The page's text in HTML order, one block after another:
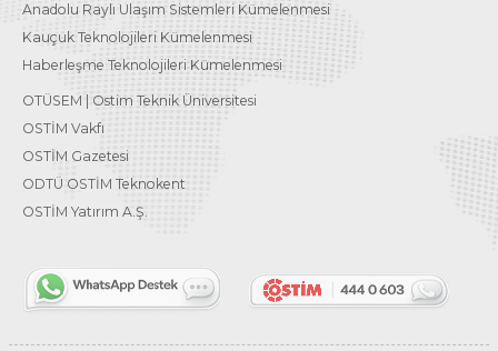
Anadolu Raylı Ulaşım Sistemleri Kümelenmesi
Kauçuk Teknolojileri Kümelenmesi
Haberleşme Teknolojileri Kümelenmesi
OTÜSEM | Ostim Teknik Üniversitesi
OSTİM Vakfı
OSTİM Gazetesi
ODTÜ OSTİM Teknokent
OSTİM Yatırım A.Ş.